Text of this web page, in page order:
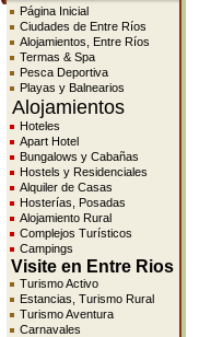
Página Inicial
Ciudades de Entre Ríos
Alojamientos, Entre Ríos
Termas & Spa
Pesca Deportiva
Playas y Balnearios
Alojamientos
Hoteles
Apart Hotel
Bungalows y Cabañas
Hostels y Residenciales
Alquiler de Casas
Hosterías, Posadas
Alojamiento Rural
Complejos Turísticos
Campings
Visite en Entre Rios
Turismo Activo
Estancias, Turismo Rural
Turismo Aventura
Carnavales